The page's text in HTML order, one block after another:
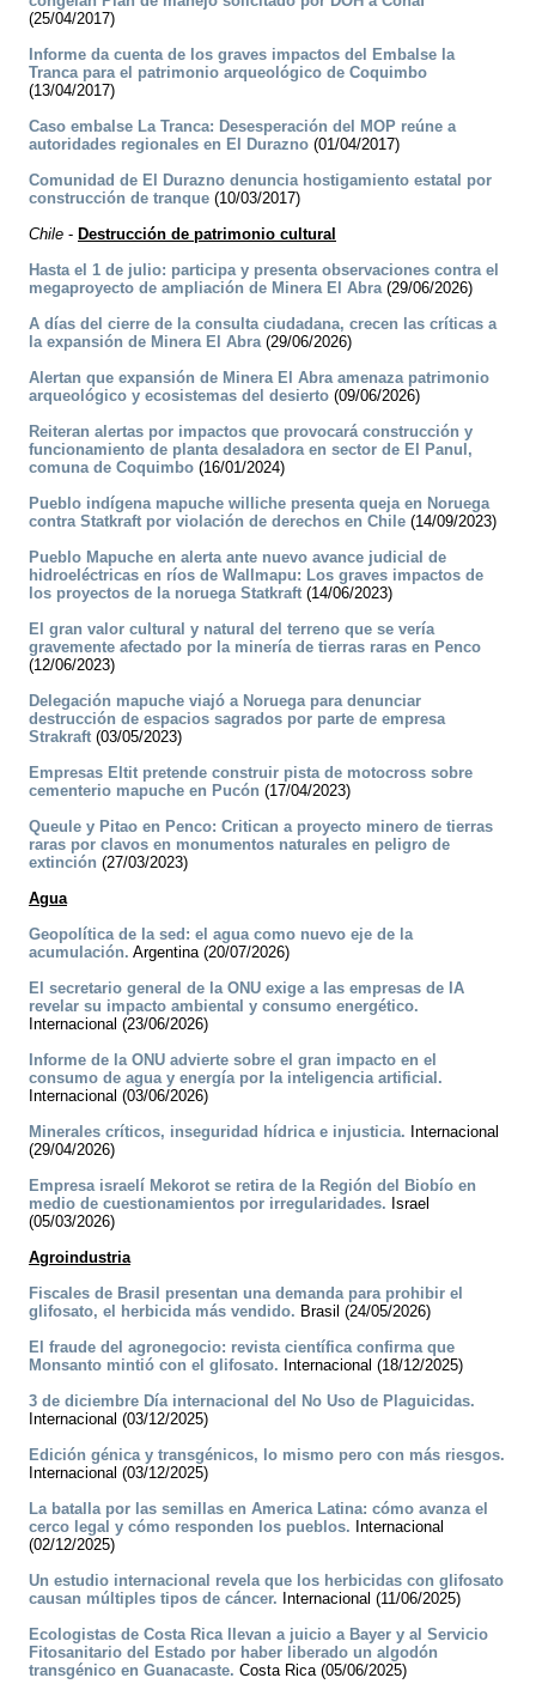
(25/04/2017)
Informe da cuenta de los graves impactos del Embalse la
Tranca para el patrimonio arqueológico de Coquimbo
(13/04/2017)
Caso embalse La Tranca: Desesperación del MOP reúne a
autoridades regionales en El Durazno (01/04/2017)
Comunidad de El Durazno denuncia hostigamiento estatal por
construcción de tranque (10/03/2017)
Chile - Destrucción de patrimonio cultural
Hasta el 1 de julio: participa y presenta observaciones contra el
megaproyecto de ampliación de Minera El Abra(29/06/2026)
A días del cierre de la consulta ciudadana, crecen las críticas a
la expansión de Minera El Abra(29/06/2026)
Alertan que expansión de Minera El Abra amenaza patrimonio
arqueológico y ecosistemas del desierto (09/06/2026)
Reiteran alertas por impactos que provocará construcción y
funcionamiento de planta desaladora en sector de El Panul,
comuna de Coquimbo (16/01/2024)
Pueblo indígena mapuche williche presenta queja en Noruega
contra Statkraft por violación de derechos en Chile (14/09/2023)
Pueblo Mapuche en alerta ante nuevo avance judicial de
hidroeléctricas en ríos de Wallmapu: Los graves impactos de
los proyectos de la noruega Statkraft (14/06/2023)
El gran valor cultural y natural del terreno que se vería
gravemente afectado por la minería de tierras raras en Penco
(12/06/2023)
Delegación mapuche viajó a Noruega para denunciar
destrucción de espacios sagrados por parte de empresa
Strakraft (03/05/2023)
Empresas Eltit pretende construir pista de motocross sobre
cementerio mapuche en Pucón (17/04/2023)
Queule y Pitao en Penco: Critican a proyecto minero de tierras
raras por clavos en monumentos naturales en peligro de
extinción (27/03/2023)
Agua
Geopolítica de la sed: el agua como nuevo eje de la
acumulación. Argentina (20/07/2026)
El secretario general de la ONU exige a las empresas de IA
revelar su impacto ambiental y consumo energético.
Internacional (23/06/2026)
Informe de la ONU advierte sobre el gran impacto en el
consumo de agua y energía por la inteligencia artificial.
Internacional (03/06/2026)
Minerales críticos, inseguridad hídrica e injusticia. Internacional
(29/04/2026)
Empresa israelí Mekorot se retira de la Región del Biobío en
medio de cuestionamientos por irregularidades. Israel
(05/03/2026)
Agroindustria
Fiscales de Brasil presentan una demanda para prohibir el
glifosato, el herbicida más vendido. Brasil (24/05/2026)
El fraude del agronegocio: revista científica confirma que
Monsanto mintió con el glifosato. Internacional (18/12/2025)
3 de diciembre Día internacional del No Uso de Plaguicidas.
Internacional (03/12/2025)
Edición génica y transgénicos, lo mismo pero con más riesgos.
Internacional (03/12/2025)
La batalla por las semillas en America Latina: cómo avanza el
cerco legal y cómo responden los pueblos. Internacional
(02/12/2025)
Un estudio internacional revela que los herbicidas con glifosato
causan múltiples tipos de cáncer. Internacional (11/06/2025)
Ecologistas de Costa Rica llevan a juicio a Bayer y al Servicio
Fitosanitario del Estado por haber liberado un algodón
transgénico en Guanacaste. Costa Rica (05/06/2025)